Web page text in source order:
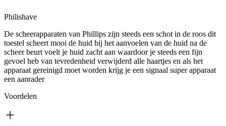
Philishave
De scheerapparaten van Phillips zijn steeds een schot in de roos dit
toestel scheert mooi de huid bij het aanvoelen van de huid na de
scheer beurt voelt je huid zacht aan waardoor je steeds een fijn
gevoel heb van tevredenheid verwijderd alle haartjes en als het
apparaat gereinigd moet worden krijg je een signaal super apparaat
een aanrader
Voordelen